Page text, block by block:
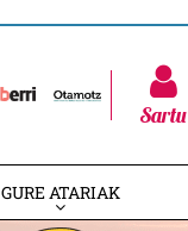
Sartu
GURE ATARIAK